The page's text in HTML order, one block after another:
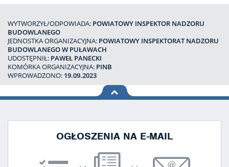
WYTWORZYŁ/ODPOWIADA: POWIATOWY INSPEKTOR NADZORU
BUDOWLANEGO
JEDNOSTKA ORGANIZACYJNA: POWIATOWY INSPEKTORAT NADZORU
BUDOWLANEGO W PUŁAWACH
UDOSTĘPNIŁ: PAWEŁ PANECKI
KOMÓRKA ORGANIZACYJNA: PINB
WPROWADZONO: 19.09.2023
na górę
OGŁOSZENIA NA E-MAIL